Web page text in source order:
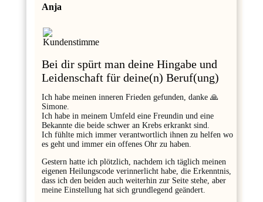
Anja
Bei dir spürt man deine Hingabe und
Leidenschaft für deine(n) Beruf(ung)
Ich habe meinen inneren Frieden gefunden, danke 🙏
Simone.
Ich habe in meinem Umfeld eine Freundin und eine
Bekannte die beide schwer an Krebs erkrankt sind.
Ich fühlte mich immer verantwortlich ihnen zu helfen wo
es geht und immer ein offenes Ohr zu haben.
Gestern hatte ich plötzlich, nachdem ich täglich meinen
eigenen Heilungscode verinnerlicht habe, die Erkenntnis,
dass ich den beiden auch weiterhin zur Seite stehe, aber
meine Einstellung hat sich grundlegend geändert.